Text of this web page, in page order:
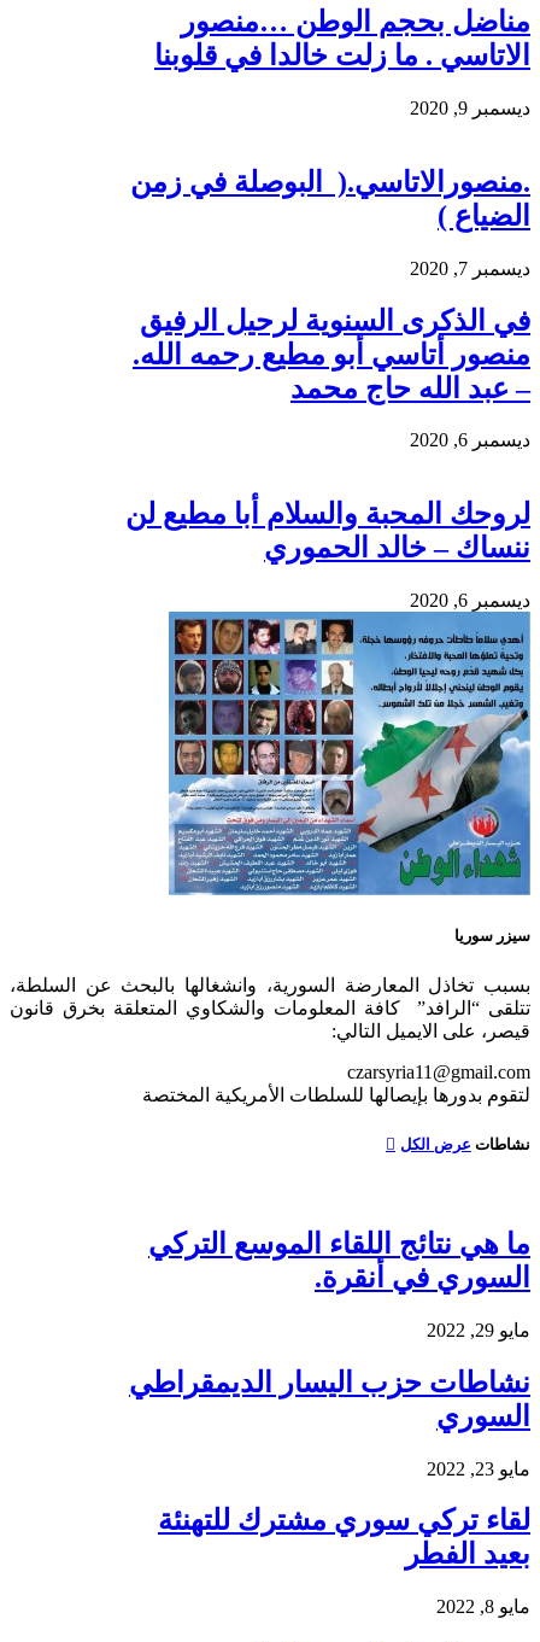
مناضل بحجم الوطن …منصور
الاتاسي . ما زلت خالدا في قلوبنا
ديسمبر 9, 2020
.منصورالاتاسي.( البوصلة في زمن
الضياع )
ديسمبر 7, 2020
في الذكرى السنوية لرحيل الرفيق
منصور أتاسي أبو مطيع رحمه الله.
– عبد الله حاج محمد
ديسمبر 6, 2020
لروحك المحبة والسلام أبا مطيع لن
ننساك – خالد الحموري
ديسمبر 6, 2020
سيزر سوريا
بسبب تخاذل المعارضة السورية، وانشغالها بالبحث عن السلطة،
تتلقى “الرافد” كافة المعلومات والشكاوي المتعلقة بخرق قانون
قيصر، على الايميل التالي:
czarsyria11@gmail.com
لتقوم بدورها بإيصالها للسلطات الأمريكية المختصة
نشاطات عرض الكل
ما هي نتائج اللقاء الموسع التركي
السوري في أنقرة.
مايو 29, 2022
نشاطات حزب اليسار الديمقراطي
السوري
مايو 23, 2022
لقاء تركي سوري مشترك للتهنئة
بعيد الفطر
مايو 8, 2022